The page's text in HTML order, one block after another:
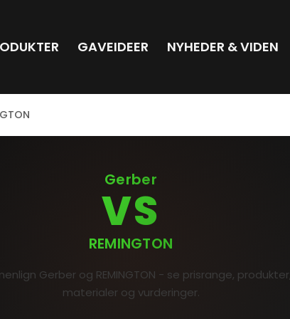
GAVEIDEER NYHEDER & VIDEN
Gerber
VS
REMINGTON
Gerber og REMINGTON - se prisrange,
materialer og vurderinger.